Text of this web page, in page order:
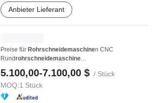
Anbieter Lieferant
Preise für Rohrschneidemaschinen CNC
Rundrohrschneidemaschine
Plasmaschneidemaschine für Rohre
5.100,00-7.100,00 $ / Stück
MOQ:1 Stück